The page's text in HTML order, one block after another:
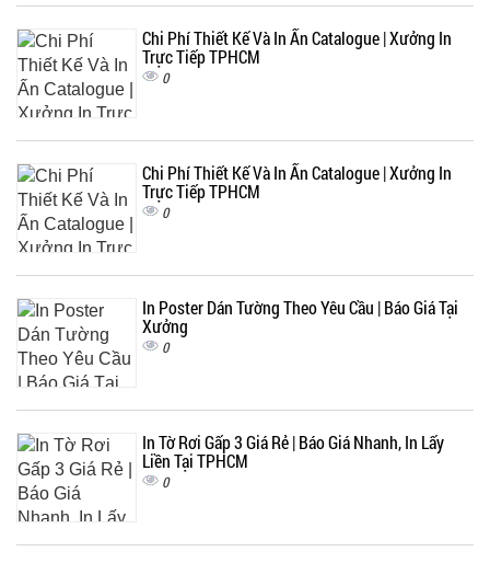
Chi Phí Thiết Kế Và In Ấn Catalogue | Xưởng In
Trực Tiếp TPHCM
0
Chi Phí Thiết Kế Và In Ấn Catalogue | Xưởng In
Trực Tiếp TPHCM
0
In Poster Dán Tường Theo Yêu Cầu | Báo Giá Tại
Xưởng
0
In Tờ Rơi Gấp 3 Giá Rẻ | Báo Giá Nhanh, In Lấy
Liền Tại TPHCM
0